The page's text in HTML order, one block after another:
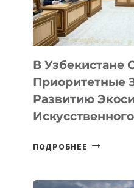
В Узбекистане
Приоритетные
Развитию
ПОДРОБНЕЕ